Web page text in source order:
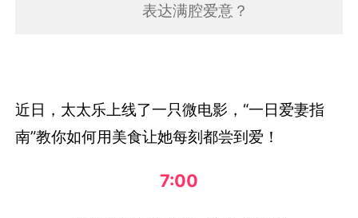
表达满腔爱意？
近日，太太乐上线了一只微电影，“一日爱妻指
南”教你如何用美食让她每刻都尝到爱！
7:00